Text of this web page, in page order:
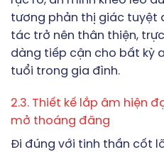
tương phản thị giác tuyệt
tác trở nên thân thiện,
dàng tiếp cận cho bất kỳ
tuổi trong gia đình.
2.3. Thiết kế lắp âm hiện
mở thoáng đãng
Đi đúng với tinh thần cốt